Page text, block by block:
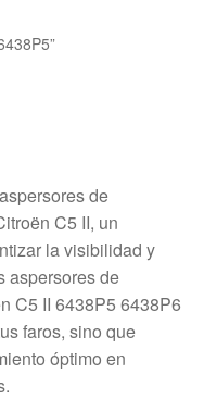
de
C5 II, un
la visibilidad y
aspersores de
C5 II 6438P5 6438P6
faros, sino que
óptimo en